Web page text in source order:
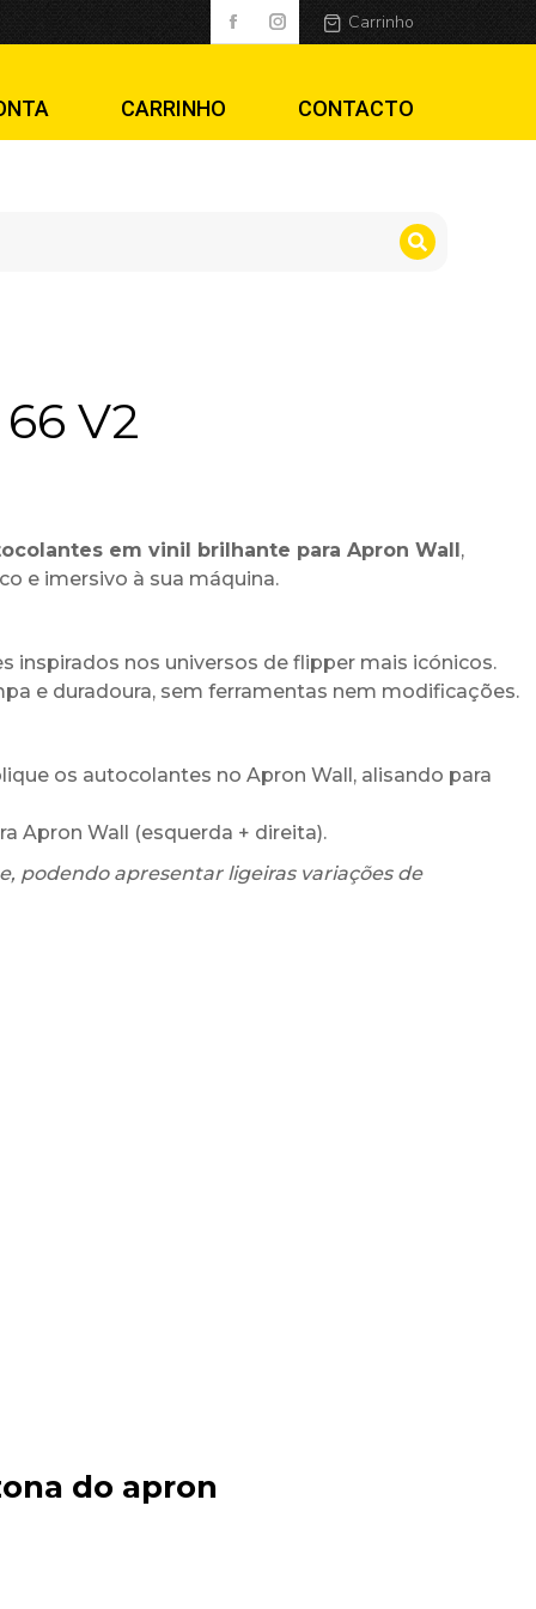
Carrinho
CARRINHO CONTACTO
V2
em vinil brilhante para Apron Wall,
e imersivo à sua máquina.
inspirados nos universos de flipper mais icónicos.
e duradoura, sem ferramentas nem modificações.
os autocolantes no Apron Wall, alisando para
Apron Wall (esquerda + direita).
podendo apresentar ligeiras variações de
do apron